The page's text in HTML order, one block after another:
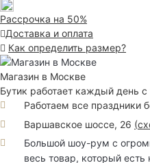
Рассрочка на 50%
Доставка и оплата
Как определить размер?
Магазин в Москве
Бутик работает каждый день
Работаем все праздники
Варшавское шоссе, 26 (
Большой шоу-рум с
весь товар, который есть